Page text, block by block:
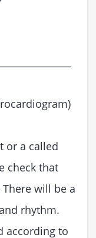
or a called
check that
will be a
rhythm.
according to